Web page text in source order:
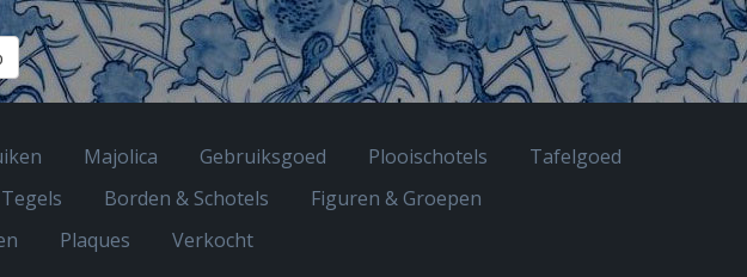
Majolica Gebruiksgoed Plooischotels
Tafelgoed
Tegels Borden & Schotels
Figuren & Groepen
Plaques Verkocht